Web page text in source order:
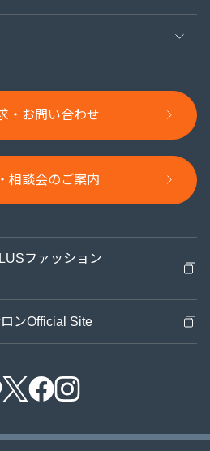
・お問い合わせ
相談会のご案内​
ファッション
ンOfficial Site